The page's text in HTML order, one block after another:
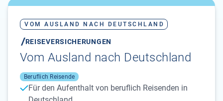
VOM AUSLAND NACH DEUTSCHLAND
REISEVERSICHERUNGEN
Vom Ausland nach Deutschland
Beruflich Reisende
Für den Aufenthalt von beruflich Reisenden in